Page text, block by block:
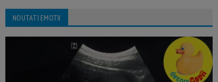
NOUTATI EMOTII